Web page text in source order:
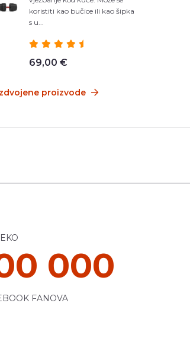
koristiti kao bučice ili kao šipka
s u...
69,00 €
proizvode
000
FANOVA